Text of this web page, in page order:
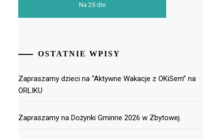
Na 25 dni
OSTATNIE WPISY
Zapraszamy dzieci na “Aktywne Wakacje z OKiSem” na
ORLIKU
Zapraszamy na Dożynki Gminne 2026 w Zbytowej.